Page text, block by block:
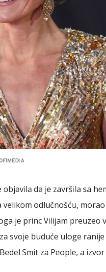
objavila da je završila sa
odlučnošću,
je princ Vilijam preuzeo
svoje buduće uloge
Smit za People, a izvor